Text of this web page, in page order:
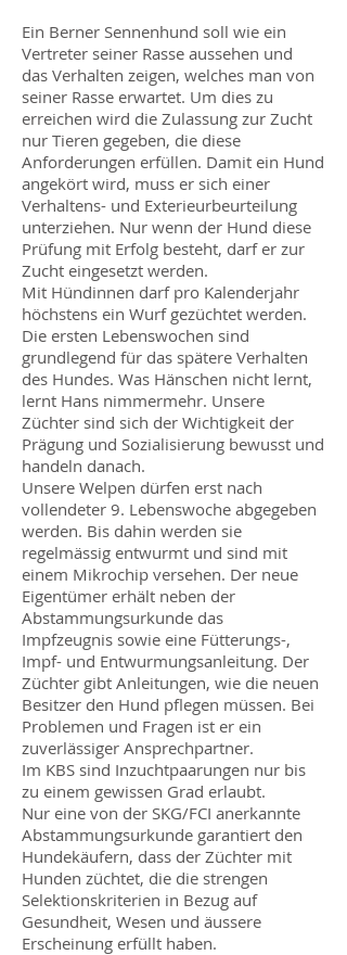
Ein Berner Sennenhund soll wie ein
Vertreter seiner Rasse aussehen und
das Verhalten zeigen, welches man von
seiner Rasse erwartet. Um dies zu
erreichen wird die Zulassung zur Zucht
nur Tieren gegeben, die diese
Anforderungen erfüllen. Damit ein Hund
angekört wird, muss er sich einer
Verhaltens- und Exterieurbeurteilung
unterziehen. Nur wenn der Hund diese
Prüfung mit Erfolg besteht, darf er zur
Zucht eingesetzt werden.
Mit Hündinnen darf pro Kalenderjahr
höchstens ein Wurf gezüchtet werden.
Die ersten Lebenswochen sind
grundlegend für das spätere Verhalten
des Hundes. Was Hänschen nicht lernt,
lernt Hans nimmermehr. Unsere
Züchter sind sich der Wichtigkeit der
Prägung und Sozialisierung bewusst und
handeln danach.
Unsere Welpen dürfen erst nach
vollendeter 9. Lebenswoche abgegeben
werden. Bis dahin werden sie
regelmässig entwurmt und sind mit
einem Mikrochip versehen. Der neue
Eigentümer erhält neben der
Abstammungsurkunde das
Impfzeugnis sowie eine Fütterungs-,
Impf- und Entwurmungsanleitung. Der
Züchter gibt Anleitungen, wie die neuen
Besitzer den Hund pflegen müssen. Bei
Problemen und Fragen ist er ein
zuverlässiger Ansprechpartner.
Im KBS sind Inzuchtpaarungen nur bis
zu einem gewissen Grad erlaubt.
Nur eine von der SKG/FCI anerkannte
Abstammungsurkunde garantiert den
Hundekäufern, dass der Züchter mit
Hunden züchtet, die die strengen
Selektionskriterien in Bezug auf
Gesundheit, Wesen und äussere
Erscheinung erfüllt haben.